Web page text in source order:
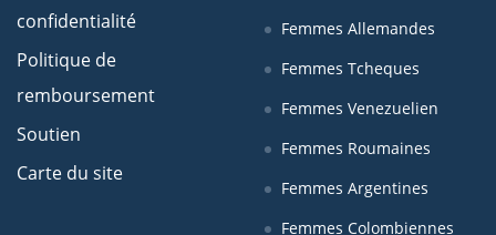
confidentialité
Politique de
remboursement
Soutien
Carte du site
Femmes Allemandes
Femmes Tcheques
Femmes Venezuelien
Femmes Roumaines
Femmes Argentines
Femmes Colombiennes